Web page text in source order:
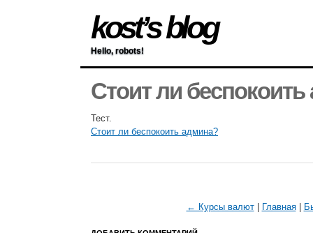
kost’s blog
Hello, robots!
Стоит ли
Тест.
Стоит ли беспокоить админа?
← Курсы валют| Главная|